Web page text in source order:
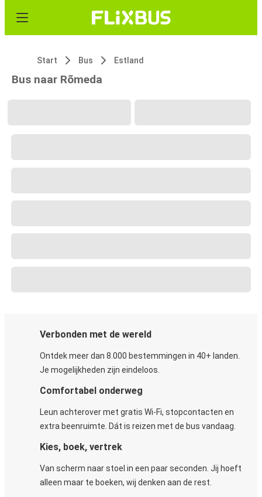
Start Bus Estland
Bus naar Rõmeda
Verbonden met de wereld
Ontdek meer dan 8.000 bestemmingen in 40+ landen.
Je mogelijkheden zijn eindeloos.
Comfortabel onderweg
Leun achterover met gratis Wi-Fi, stopcontacten en
extra beenruimte. Dát is reizen met de bus vandaag.
Kies, boek, vertrek
Van scherm naar stoel in een paar seconden. Jij hoeft
alleen maar te boeken, wij denken aan de rest.